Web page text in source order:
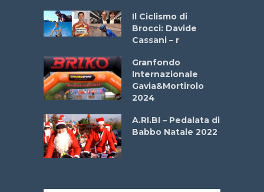
Il Ciclismo di
Brocci: Davide
Cassani – r
Granfondo
Internazionale
Gavia&Mortirolo
2024
A.RI.BI – Pedalata di
Babbo Natale 2022